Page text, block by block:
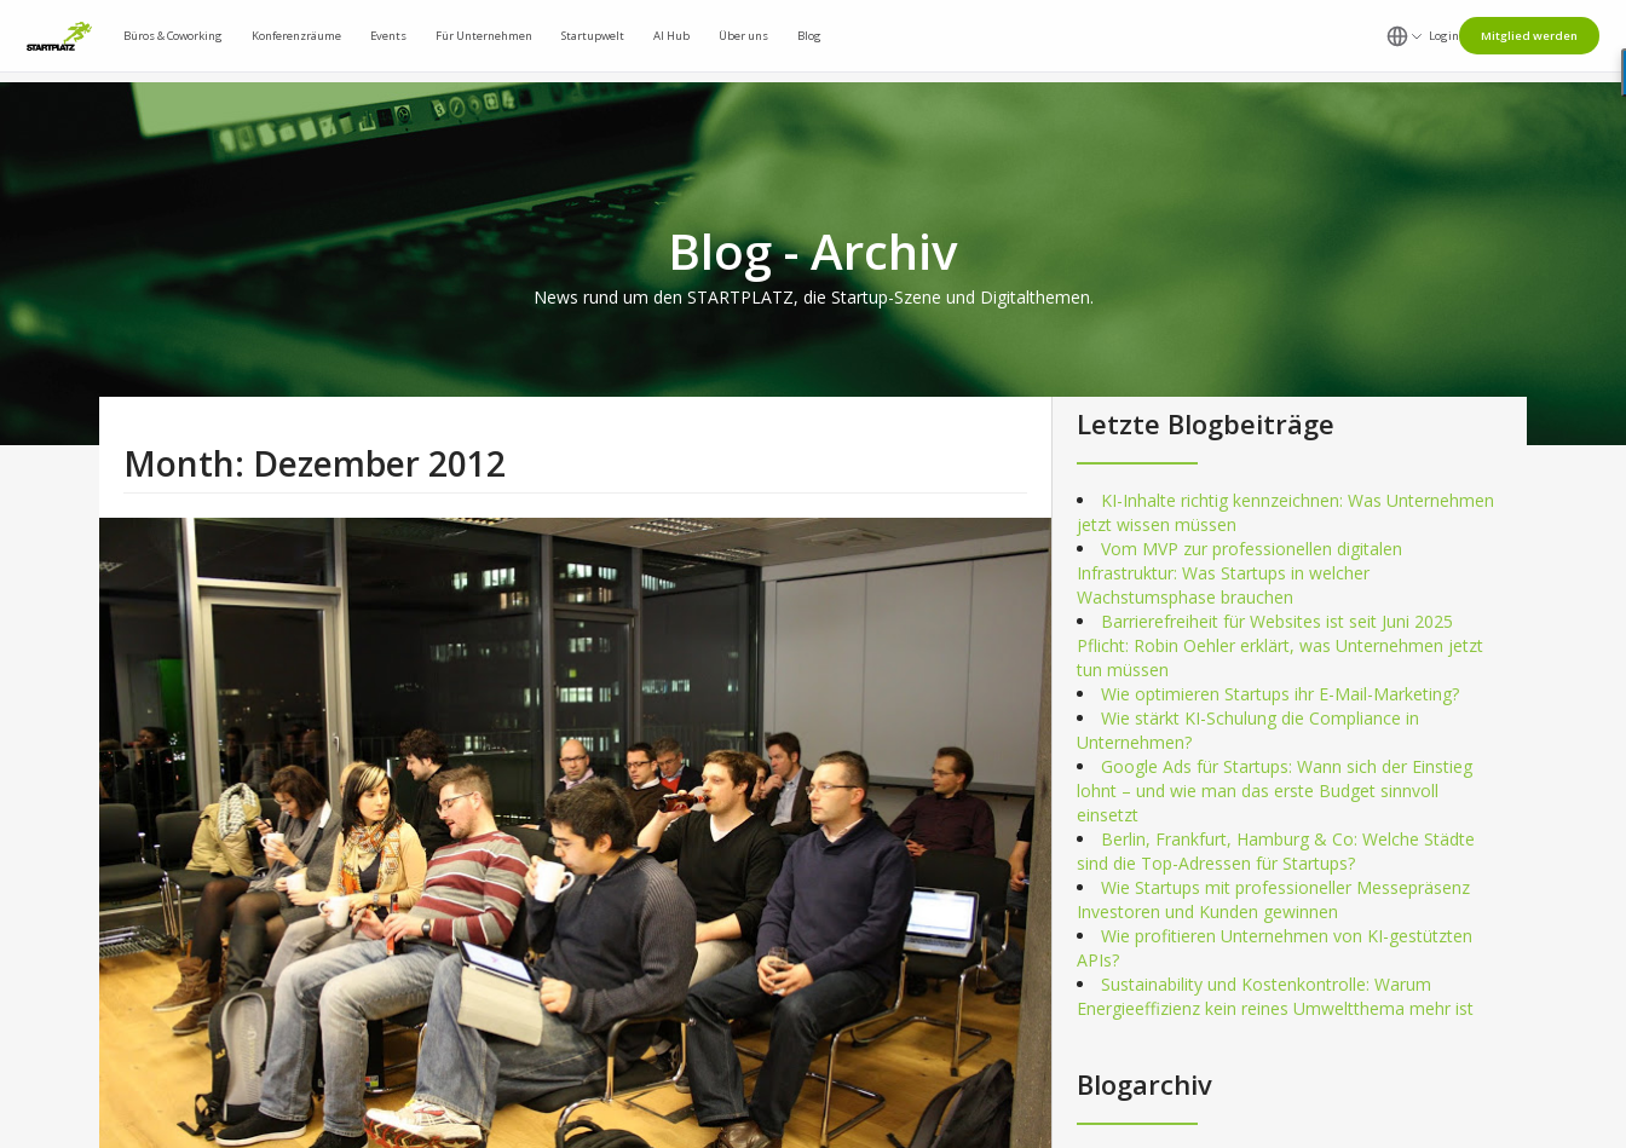
Büros & Coworking Konferenzräume Events Für Unternehmen Startupwelt AI Hub Über uns Blog Login Mitglied werden
Blog - Archiv
News rund um den STARTPLATZ, die Startup-Szene und Digitalthemen.
Month: Dezember 2012
Letzte Blogbeiträge
KI-Inhalte richtig kennzeichnen: Was Unternehmen
jetzt wissen müssen
Vom MVP zur professionellen digitalen
Infrastruktur: Was Startups in welcher
Wachstumsphase brauchen
Barrierefreiheit für Websites ist seit Juni 2025
Pflicht: Robin Oehler erklärt, was Unternehmen jetzt
tun müssen
Wie optimieren Startups ihr E-Mail-Marketing?
Wie stärkt KI-Schulung die Compliance in
Unternehmen?
Google Ads für Startups: Wann sich der Einstieg
lohnt – und wie man das erste Budget sinnvoll
einsetzt
Berlin, Frankfurt, Hamburg & Co: Welche Städte
sind die Top-Adressen für Startups?
Wie Startups mit professioneller Messepräsenz
Investoren und Kunden gewinnen
Wie profitieren Unternehmen von KI-gestützten
APIs?
Sustainability und Kostenkontrolle: Warum
Energieeffizienz kein reines Umweltthema mehr ist
Blogarchiv